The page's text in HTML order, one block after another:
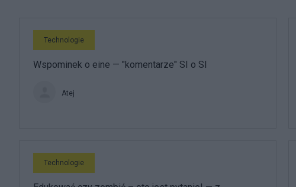
Technologie
Wspominek o eine — "komentarze" SI o SI
Atej
Technologie